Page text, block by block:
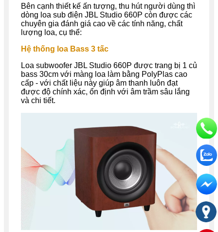
Bên cạnh thiết kế ấn tượng, thu hút người dùng thì
dòng loa sub điện JBL Studio 660P còn được các
chuyên gia đánh giá cao về các tính năng, chất
lượng loa, cụ thể:
Hệ thống loa Bass 3 tấc
Loa subwoofer JBL Studio 660P được trang bị 1 củ
bass 30cm với màng loa làm bằng PolyPlas cao
cấp - với chất liệu này giúp âm thanh luôn đạt
được độ chính xác, ổn định với âm trầm sâu lắng
và chi tiết.